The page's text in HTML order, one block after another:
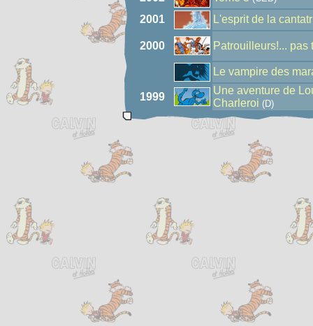
2001 L'esprit de la
2000 Patrouilleurs!... pas
Le vampire des
1999
Une aventure de
Charleroi (D)